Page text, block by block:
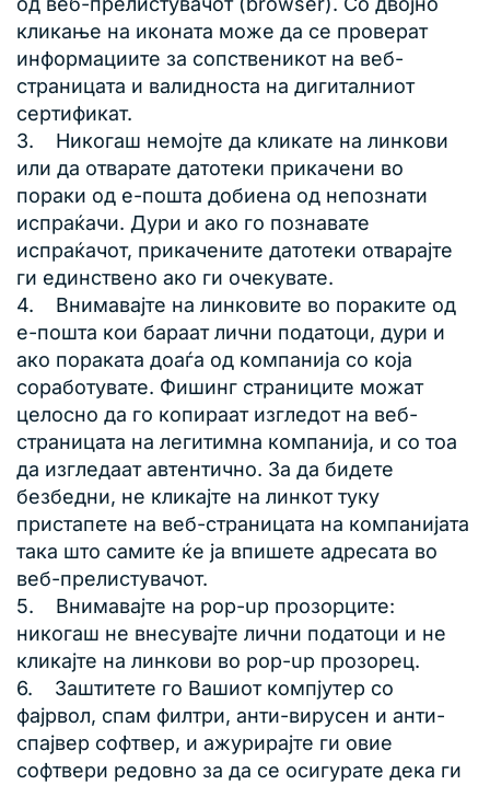
кликање на иконата може да се проверат
информациите за сопственикот на веб-
страницата и валидноста на дигиталниот
сертификат.
3. Никогаш немојте да кликате на линкови
или да отварате датотеки прикачени во
пораки од е-пошта добиена од непознати
испраќачи. Дури и ако го познавате
испраќачот, прикачените датотеки отварајте
ги единствено ако ги очекувате.
4. Внимавајте на линковите во пораките од
е-пошта кои бараат лични податоци, дури и
ако пораката доаѓа од компанија со која
соработувате. Фишинг страниците можат
целосно да го копираат изгледот на веб-
страницата на легитимна компанија, и со тоа
да изгледаат автентично. За да бидете
безбедни, не кликајте на линкот туку
пристапете на веб-страницата на компанијата
така што самите ќе ја впишете адресата во
веб-прелистувачот.
5. Внимавајте на pop-up прозорците:
никогаш не внесувајте лични податоци и не
кликајте на линкови во pop-up прозорец.
6. Заштитете го Вашиот компјутер со
фајрвол, спам филтри, анти-вирусен и анти-
спајвер софтвер, и ажурирајте ги овие
софтвери редовно за да се осигурате дека ги